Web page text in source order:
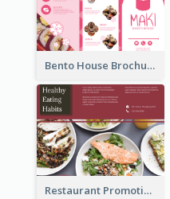
Bento House Brochure
Restaurant Promoting Healthy Eating Brochure